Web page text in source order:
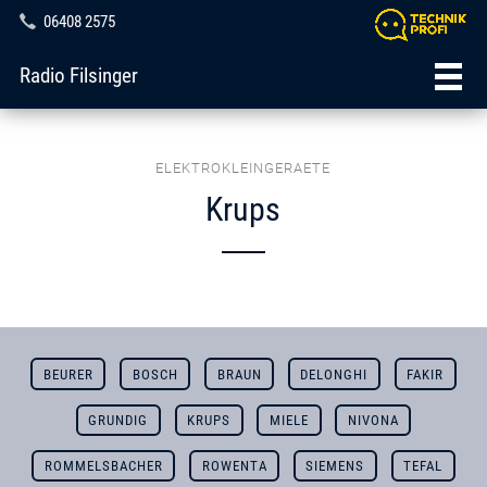
06408 2575
Radio Filsinger
ELEKTROKLEINGERAETE
Krups
BEURER BOSCH BRAUN DELONGHI FAKIR
GRUNDIG KRUPS MIELE NIVONA
ROMMELSBACHER ROWENTA SIEMENS TEFAL